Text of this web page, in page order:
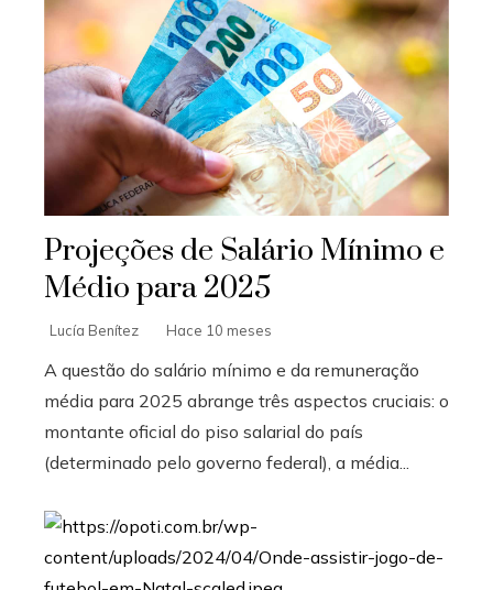
Projeções de Salário Mínimo e
Médio para 2025
Lucía Benítez Hace 10 meses
A questão do salário mínimo e da remuneração
média para 2025 abrange três aspectos cruciais: o
montante oficial do piso salarial do país
(determinado pelo governo federal), a média...